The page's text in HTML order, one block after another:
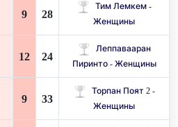
9 28
Тим Лемкем -
Женщины
12 24
Леппавааран
Пиринто - Женщины
9 33
Торпан Поят 2 -
Женщины